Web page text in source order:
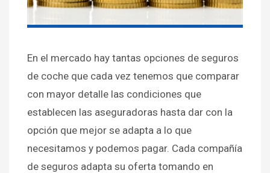
En el mercado hay tantas opciones de seguros
de coche que cada vez tenemos que comparar
con mayor detalle las condiciones que
establecen las aseguradoras hasta dar con la
opción que mejor se adapta a lo que
necesitamos y podemos pagar. Cada compañía
de seguros adapta su oferta tomando en